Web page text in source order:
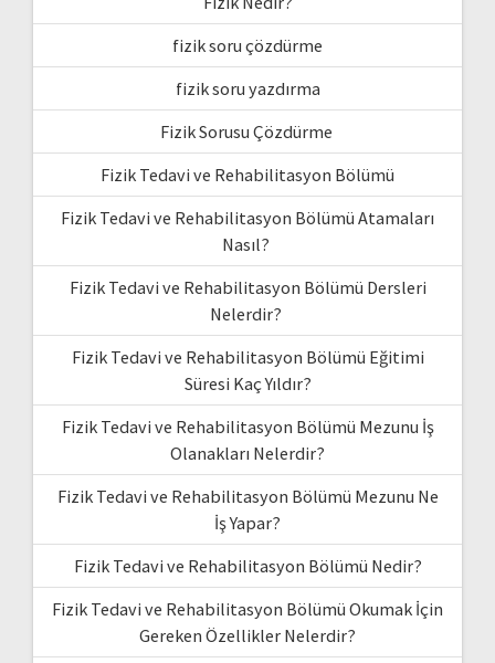
fizik soru çözdürme
fizik soru yazdırma
Fizik Sorusu Çözdürme
Fizik Tedavi ve Rehabilitasyon Bölümü
Fizik Tedavi ve Rehabilitasyon Bölümü Atamaları
Nasıl?
Fizik Tedavi ve Rehabilitasyon Bölümü Dersleri
Nelerdir?
Fizik Tedavi ve Rehabilitasyon Bölümü Eğitimi
Süresi Kaç Yıldır?
Fizik Tedavi ve Rehabilitasyon Bölümü Mezunu İş
Olanakları Nelerdir?
Fizik Tedavi ve Rehabilitasyon Bölümü Mezunu Ne
İş Yapar?
Fizik Tedavi ve Rehabilitasyon Bölümü Nedir?
Fizik Tedavi ve Rehabilitasyon Bölümü Okumak İçin
Gereken Özellikler Nelerdir?